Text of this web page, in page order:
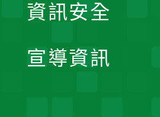
資訊安全
宣導資訊